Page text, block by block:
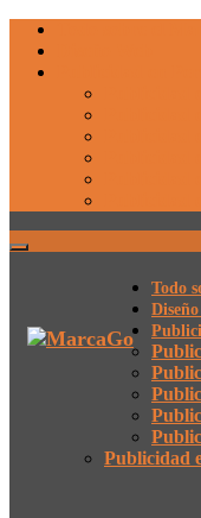
Todo
Publicidad